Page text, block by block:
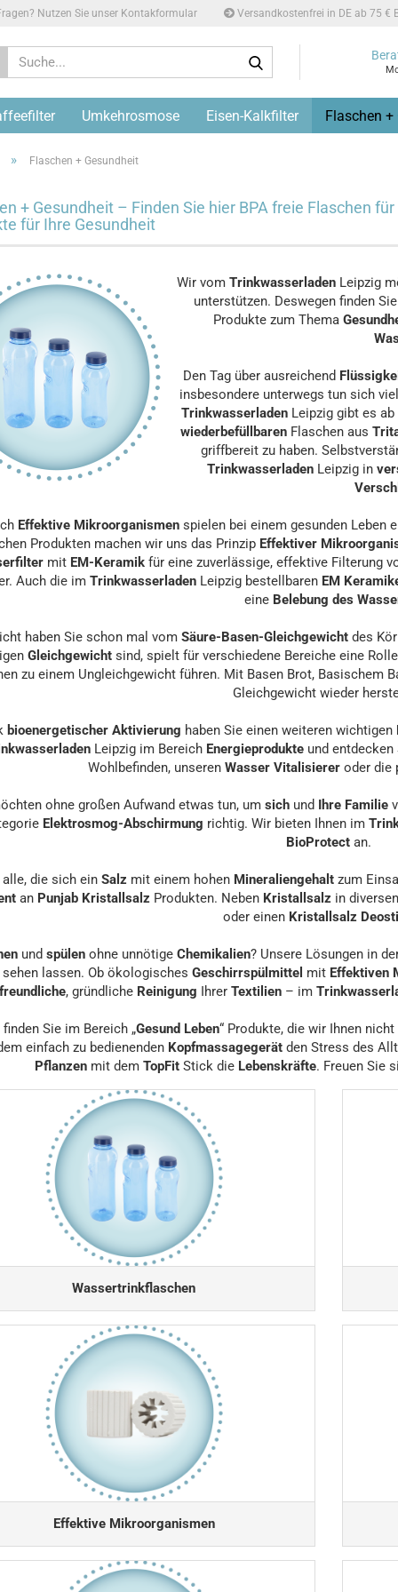
Nutzen Sie unser Kontakformular Versandkostenfrei in DE ab 75 €
Umkehrosmose Eisen-Kalkfilter Flaschen +
» Flaschen + Gesundheit
+ Gesundheit – Finden Sie hier BPA freie Flaschen
für Ihre Gesundheit
Wir vomTrinkwasserladen Leipzig
unterstützen. Deswegen finden
Produkte zum Thema
Den Tag über ausreichend
insbesondere unterwegs tun sich
Trinkwasserladen Leipzig gibt es
wiederbefüllbaren Flaschen aus
griffbereit zu haben.
Trinkwasserladen Leipzig in
Effektive Mikroorganismen spielen bei einem gesunden Leben
Produkten machen wir uns das Prinzip Effektiver
mit EM-Keramikfür eine zuverlässige, effektive Filterung
Auch die imTrinkwasserladen Leipzig bestellbaren EM
eine Belebung des
haben Sie schon mal vom Säure-Basen-Gleichgewichtdes
Gleichgewicht sind, spielt für verschiedene Bereiche eine
zu einem Ungleichgewicht führen. Mit Basen Brot, Basischem
Gleichgewicht wieder
bioenergetischer Aktivierung haben Sie einen weiteren wichtigen
Leipzig im Bereich Energieprodukte und
Wohlbefinden, unseren Wasser Vitalisierer oder die
ohne großen Aufwand etwas tun, um sich und Ihre Familie
Elektrosmog-Abschirmung richtig. Wir bieten Ihnen im
BioProtectan.
alle, die sich ein Salz mit einem hohen Mineraliengehalt zum
an Punjab Kristallsalz Produkten. Neben Kristallsalz in
oder einen Kristallsalz
und spülen ohne unnötige Chemikalien? Unsere Lösungen in
lassen. Ob ökologisches Geschirrspülmittel mit Effektiven
, gründliche Reinigung Ihrer Textilien – im
Sie im Bereich „Gesund Leben“ Produkte, die wir Ihnen
einfach zu bedienenden Kopfmassagegerät den Stress des
Pflanzen mit demTopFitStick die Lebenskräfte. Freuen Sie
Wassertrinkflaschen
Effektive Mikroorganismen